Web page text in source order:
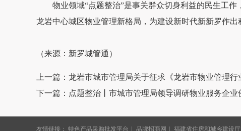
物业领域“点题整治”是事关群众切身利益的民生工
龙岩中心城区物业管理新格局，为建设新时代新新罗作出
（来源：新罗城管通）
上一篇：龙岩市城市管理局关于征求《龙岩市物业管理
下一篇：点题整治丨市城市管理局领导调研物业服务企
友情链接： 特色产品采购批发平台 品牌招商网 福建省住房和城乡建设厅